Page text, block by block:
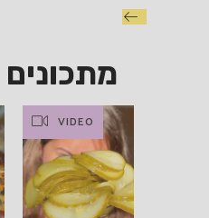
מתכונים
VIDEO